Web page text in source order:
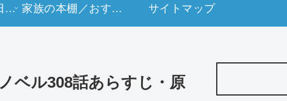
映画・テレビ・日常生活 家族の本棚／おすすめミュージアム サイトマップ
ベル308話あらすじ・原